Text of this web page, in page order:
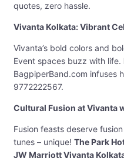
quotes, zero hassle.
Vivanta Kolkata: Vibrant
Vivanta’s bold colors and
Event spaces buzz with life.
BagpiperBand.com infuses
9772222567.
Cultural Fusion at Vivanta
Fusion feasts deserve
tunes – unique! The Park
JW Marriott Vivanta